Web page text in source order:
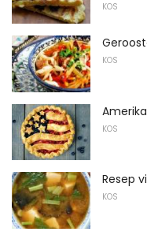
KOS
KOS
KOS
Resep
KOS